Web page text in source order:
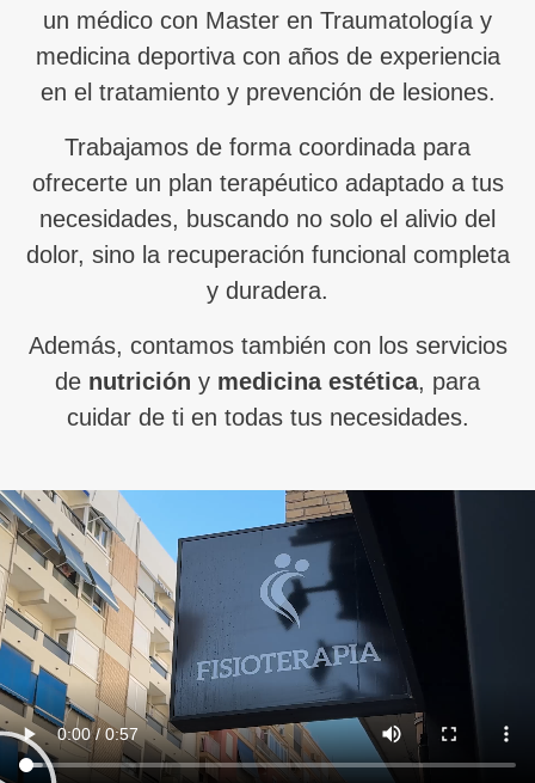
un médico con Master en Traumatología y
medicina deportiva con años de experiencia
en el tratamiento y prevención de lesiones.
Trabajamos de forma coordinada para
ofrecerte un plan terapéutico adaptado a tus
necesidades, buscando no solo el alivio del
dolor, sino la recuperación funcional completa
y duradera.
Además, contamos también con los servicios
de nutrición y medicina estética, para
cuidar de ti en todas tus necesidades.